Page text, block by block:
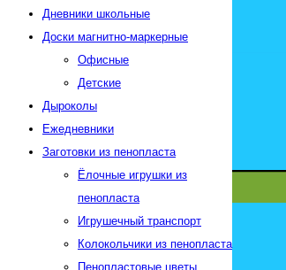
Дневники школьные
Доски магнитно-маркерные
Офисные
Детские
Дыроколы
Ежедневники
Заготовки из пенопласта
Ёлочные игрушки из
пенопласта
Игрушечный транспорт
Колокольчики из пенопласта
Пенопластовые цветы